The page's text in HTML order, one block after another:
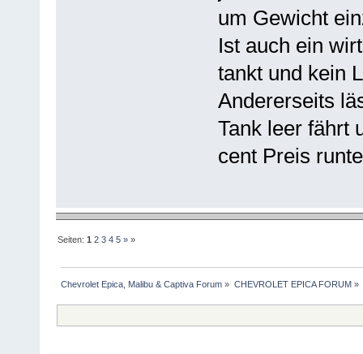
um Gewicht
Ist auch ein
tankt und kein
Andererseits
Tank leer fährt
cent Preis
Seiten:1 2 3 4 5 » »
Chevrolet Epica, Malibu & Captiva Forum » CHEVROLET EPICA FORUM»